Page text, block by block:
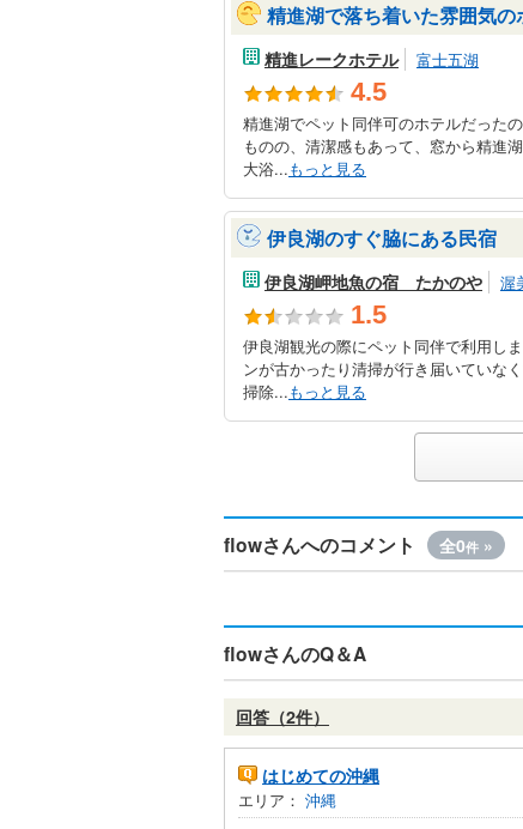
精進湖で落ち着いた雰囲気の
精進レークホテル 富士五湖
4.5
精進湖でペット同伴可のホテルだった
ものの、清潔感もあって、窓から精進
大浴...もっと見る
伊良湖のすぐ脇にある民宿
伊良湖岬地魚の宿 たかのや 渥
1.5
伊良湖観光の際にペット同伴で利用し
ンが古かったり清掃が行き届いていな
掃除...もっと見る
flowさんへのコメント 全0件 »
flowさんのQ＆A
回答（2件）
はじめての沖縄
エリア： 沖縄